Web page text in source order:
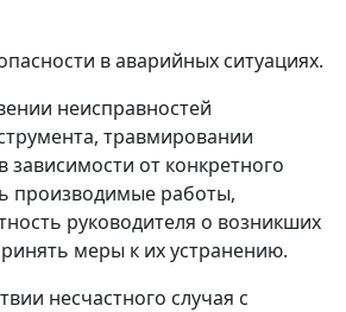
в аварийных ситуациях.
неисправностей
травмировании
зависимости от конкретного
производимые работы,
руководителя о возникших
меры к их устранению.
несчастного случая с